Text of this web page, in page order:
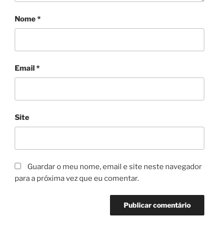
Nome*
Email*
Site
Guardar o meu nome, email e site neste navegador
para a próxima vez que eu comentar.